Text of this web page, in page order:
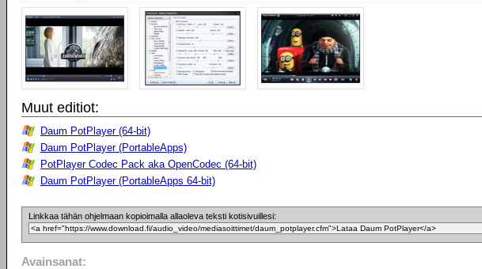
Muut editiot:
Daum PotPlayer (64-bit)
Daum PotPlayer (PortableApps)
PotPlayer Codec Pack aka OpenCodec (64-bit)
Daum PotPlayer (PortableApps 64-bit)
Linkkaa tähän ohjelmaan kopioimalla allaoleva teksti kotisivuillesi:
Avainsanat: